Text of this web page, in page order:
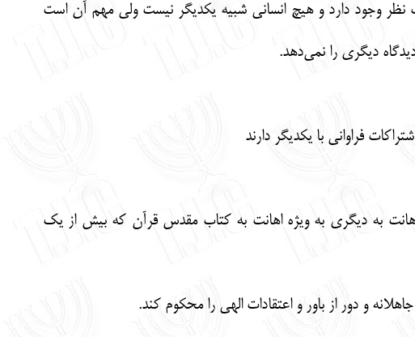
وجود دارد و هیچ انسانی شبیه یکدیگر نیست ولی مهم آن است
دیگری را نمی‌دهد.
فراوانی با یکدیگر دارند
اهانت به دیگری به ویژه اهانت به کتاب مقدس قرآن که بیش از یک
و دور از باور و اعتقادات الهی را محکوم کند.